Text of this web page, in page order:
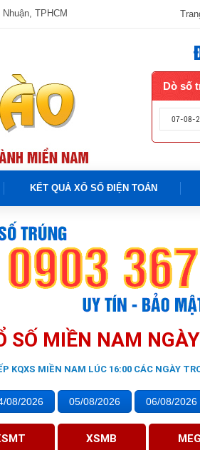
TPHCM
Dò số
KẾT QUẢ XỔ SỐ ĐIỆN TOÁN
SỐ MIỀN NAM
KQXS MIỀN NAM LÚC 16:00 CÁC NGÀY
08/2026 05/08/2026 06/08/2026
XSMB